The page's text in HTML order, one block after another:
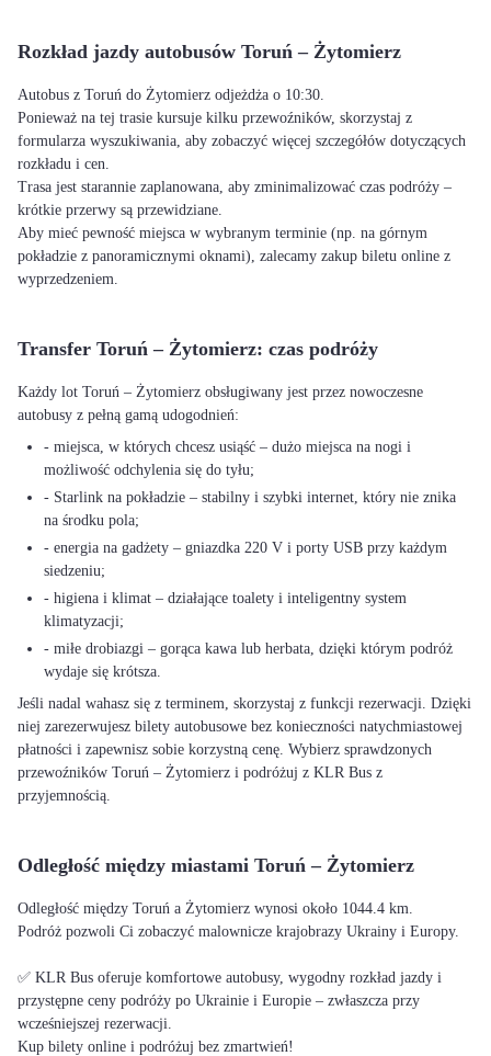
Rozkład jazdy autobusów Toruń – Żytomierz
Autobus z Toruń do Żytomierz odjeżdża o 10:30.
Ponieważ na tej trasie kursuje kilku przewoźników, skorzystaj z
formularza wyszukiwania, aby zobaczyć więcej szczegółów dotyczących
rozkładu i cen.
Trasa jest starannie zaplanowana, aby zminimalizować czas podróży –
krótkie przerwy są przewidziane.
Aby mieć pewność miejsca w wybranym terminie (np. na górnym
pokładzie z panoramicznymi oknami), zalecamy zakup biletu online z
wyprzedzeniem.
Transfer Toruń – Żytomierz: czas podróży
Każdy lot Toruń – Żytomierz obsługiwany jest przez nowoczesne
autobusy z pełną gamą udogodnień:
- miejsca, w których chcesz usiąść – dużo miejsca na nogi i
możliwość odchylenia się do tyłu;
- Starlink na pokładzie – stabilny i szybki internet, który nie znika
na środku pola;
- energia na gadżety – gniazdka 220 V i porty USB przy każdym
siedzeniu;
- higiena i klimat – działające toalety i inteligentny system
klimatyzacji;
- miłe drobiazgi – gorąca kawa lub herbata, dzięki którym podróż
wydaje się krótsza.
Jeśli nadal wahasz się z terminem, skorzystaj z funkcji rezerwacji. Dzięki
niej zarezerwujesz bilety autobusowe bez konieczności natychmiastowej
płatności i zapewnisz sobie korzystną cenę. Wybierz sprawdzonych
przewoźników Toruń – Żytomierz i podróżuj z KLR Bus z
przyjemnością.
Odległość między miastami Toruń – Żytomierz
Odległość między Toruń a Żytomierz wynosi około 1044.4 km.
Podróż pozwoli Ci zobaczyć malownicze krajobrazy Ukrainy i Europy.
✅ KLR Bus oferuje komfortowe autobusy, wygodny rozkład jazdy i
przystępne ceny podróży po Ukrainie i Europie – zwłaszcza przy
wcześniejszej rezerwacji.
Kup bilety online i podróżuj bez zmartwień!